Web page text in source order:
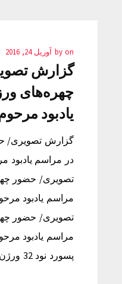
by on آوریل 24, 2016
گزارش
چهره‌های
یادبود
گزارش تصویری/
در مراسم یادبود
تصویری/ حضور
مراسم یادبود
تصویری/ حضور
مراسم یادبود
پسورد نود 32 ورژن 5 تکنولوژی جدید